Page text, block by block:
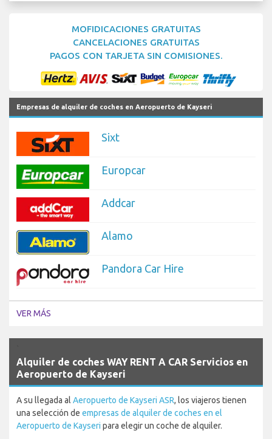
MOFIDICACIONES GRATUITAS
CANCELACIONES GRATUITAS
PAGOS CON TARJETA SIN COMISIONES.
Empresas de alquiler de coches en Aeropuerto de Kayseri
Sixt
Europcar
Addcar
Alamo
Pandora Car Hire
VER MÁS
Alquiler de coches WAY RENT A CAR Servicios en
Aeropuerto de Kayseri
A su llegada al Aeropuerto de Kayseri ASR, los viajeros tienen
una selección de empresas de alquiler de coches en el
Aeropuerto de Kayseri para elegir un coche de alquiler.